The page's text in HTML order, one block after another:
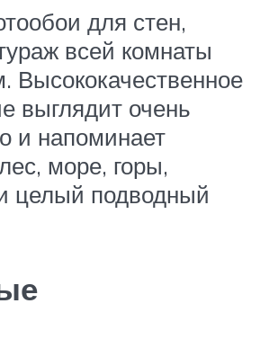
для стен,
всей комнаты
Высококачественное
выглядит очень
и напоминает
море, горы,
целый подводный